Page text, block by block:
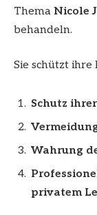
Thema Nicole
behandeln.
Sie schützt
Schutz
Wahrung
privatem